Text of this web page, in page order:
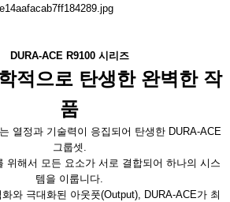
DURA-ACE R9100 시리즈
적으로 탄생한 완벽한 작
품
열정과 기술력이 응집되어 탄생한 DURA-ACE
그룹셋.
위해서 모든 요소가 서로 결합되어 하나의 시스
템을 이룹니다.
와 극대화된 아웃풋(Output), DURA-ACE가 최